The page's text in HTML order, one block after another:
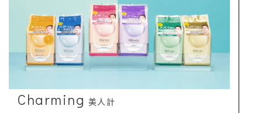
Charming 美人計